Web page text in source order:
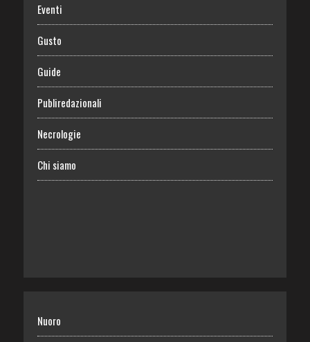
Eventi
Gusto
Guide
Publiredazionali
Necrologie
Chi siamo
Nuoro